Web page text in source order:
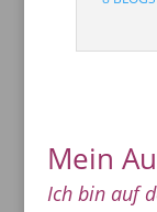
Mein
Ich bin auf